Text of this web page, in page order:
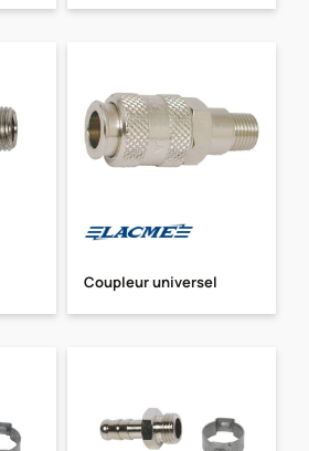
Coupleur universel